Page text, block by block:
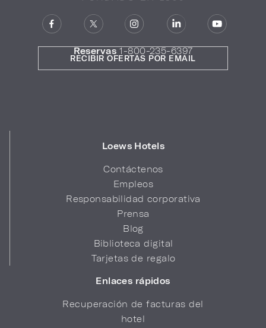
Reservas 1-800-235-6397
Loews Hotels
Contáctenos
Empleos
Responsabilidad corporativa
Prensa
Blog
Biblioteca digital
Tarjetas de regalo
Enlaces rápidos
Recuperación de facturas del
hotel
RECIBIR OFERTAS POR EMAIL